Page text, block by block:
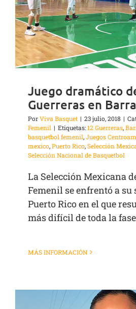
Juego dramático
Guerreras en
PorViva Basquet | 23 julio, 2018 |
Femenil | Etiquetas:12 Guerreras,
basquetbol femenil,Juegos
mexico,Puerto Rico,Selección
Selección Nacional de Basquetbol
La Selección Mexicana
Femenil se enfrentó a
Puerto Rico en el que
más difícil de toda la
MÁS INFORMACIÓN